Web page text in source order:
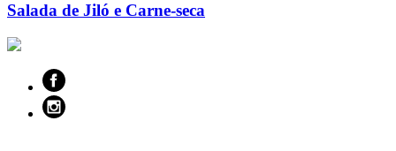
Salada de Jiló e Carne-seca